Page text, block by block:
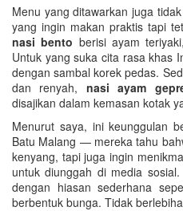
Menu yang ditawarkan juga
yang ingin makan praktis tapi
nasi bento berisi ayam
Untuk yang suka cita rasa khas
dengan sambal korek pedas.
dan renyah, nasi ayam
disajikan dalam kemasan kotak
Menurut saya, ini keunggulan
Batu Malang — mereka tahu
kenyang, tapi juga ingin
untuk diunggah di media
dengan hiasan sederhana
berbentuk bunga. Tidak